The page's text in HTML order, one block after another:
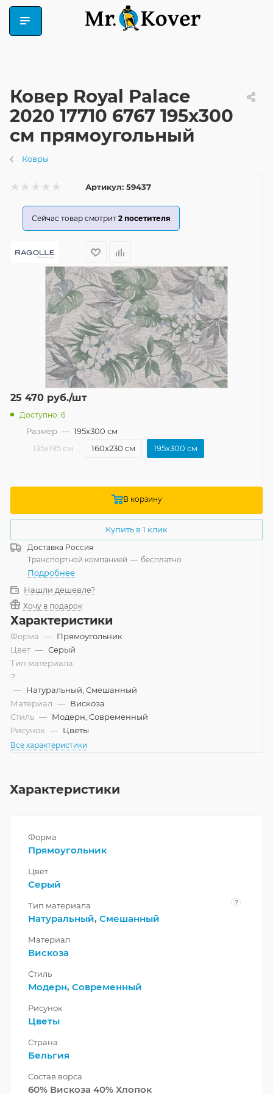
Ковер Royal Palace
2020 17710 6767 195x300
см прямоугольный
Ковры
Артикул: 59437
Сейчас товар смотрит 2 посетителя
25 470 руб./шт
Доступно: 6
Размер — 195x300 см
135x195 см
160x230 см 195x300 см
В корзину
Купить в 1 клик
Доставка Россия
Транспортной компанией — бесплатно
Подробнее
Нашли дешевле?
Хочу в подарок
Характеристики
Форма — Прямоугольник
Цвет — Серый
Тип материала
?
— Натуральный, Смешанный
Материал — Вискоза
Стиль — Модерн, Современный
Рисунок — Цветы
Все характеристики
Характеристики
Форма
Прямоугольник
Цвет
Серый
Тип материала ?
Натуральный, Смешанный
Материал
Вискоза
Стиль
Модерн, Современный
Рисунок
Цветы
Страна
Бельгия
Состав ворса
60% Вискоза 40% Хлопок